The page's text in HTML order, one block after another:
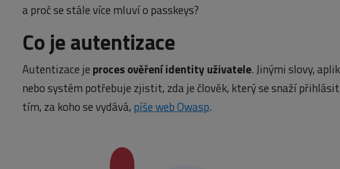
a proč se stále více mluví o passkeys?
Co je autentizace
Autentizace je proces ověření identity uživatele. Jinými slovy,
nebo systém potřebuje zjistit, zda je člověk, který se snaží
tím, za koho se vydává, píše web Owasp.